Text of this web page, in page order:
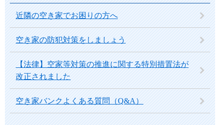
近隣の空き家でお困りの方へ
空き家の防犯対策をしましょう
【法律】空家等対策の推進に関する特別措置法が
改正されました
空き家バンクよくある質問（Q&A）